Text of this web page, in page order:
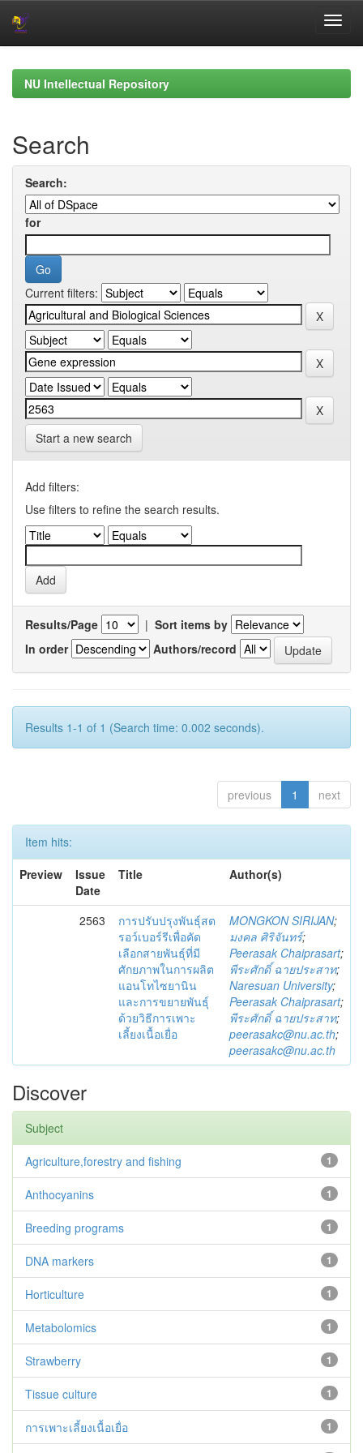
navigationNU Intellectual Repository
Search
Search:
for
Current filters:
Start a new search
Add filters:
Use filters to refine the search results.
Results/Page | Sort items by
In order
Authors/record
Results 1-1 of 1 (Search time: 0.002 seconds).
previous 1 next
Item hits:
Preview
Issue
Date
Title Author(s)
2563
การปรับปรุงพันธุ์สต
รอว์เบอร์รีเพื่อคัด
เลือกสายพันธุ์ที่มี
ศักยภาพในการผลิต
แอนโทไซยานิน
และการขยายพันธุ์
ด้วยวิธีการเพาะ
เลี้ยงเนื้อเยื่อ
MONGKON SIRIJAN;
มงคล ศิริจันทร์;
Peerasak Chaiprasart;
พีระศักดิ์ ฉายประสาท;
Naresuan University;
Peerasak Chaiprasart;
พีระศักดิ์ ฉายประสาท;
peerasakc@nu.ac.th;
peerasakc@nu.ac.th
Discover
Subject
1
Agriculture,forestry and fishing
1
Anthocyanins
1
Breeding programs
1
DNA markers
1
Horticulture
1
Metabolomics
1
Strawberry
1
Tissue culture
1
การเพาะเลี้ยงเนื้อเยื่อ